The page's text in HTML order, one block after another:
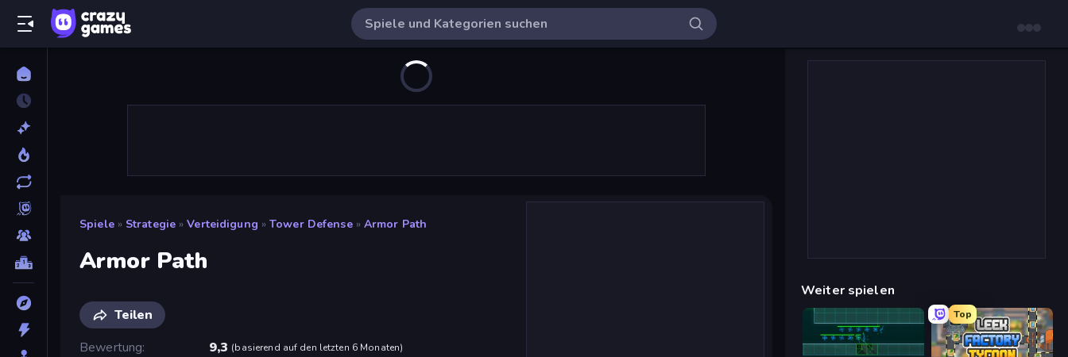
Spiele » Strategie » Verteidigung » Tower Defense » Armor Path
Armor Path
Teilen
Bewertung
9,3 (basierend auf den letzten 6 Monaten)
Weiter spielen
Top